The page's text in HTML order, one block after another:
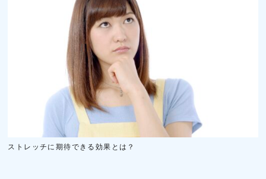
ストレッチに期待できる効果とは？